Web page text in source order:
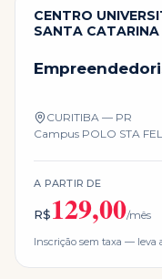
CENTRO
SANTA CATARINA
CURITIBA — PR
Campus POLO STA
A PARTIR DE
R$129,00/mês
Inscrição sem taxa — leva